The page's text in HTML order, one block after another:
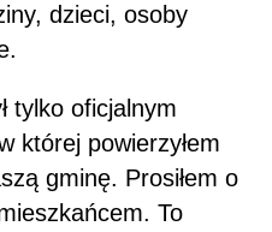
dzieci, osoby
tylko oficjalnym
której powierzyłem
gminę. Prosiłem o
To